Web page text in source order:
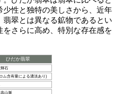
性と独特の美しさから、近年
翠とは異なる鉱物であるとい
をさらに高め、特別な存在感を
ひだか翡翠
輝石
ム含有量による濃淡あり)
山脈